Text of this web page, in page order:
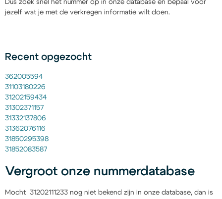
Dus zoek snel het nummer op in onze database en bepaal voor
jezelf wat je met de verkregen informatie wilt doen.
Recent opgezocht
362005594
31103180226
31202159434
31302371157
31332137806
31362076116
31850295398
31852083587
Vergroot onze nummerdatabase
Mocht 31202111233 nog niet bekend zijn in onze database, dan is